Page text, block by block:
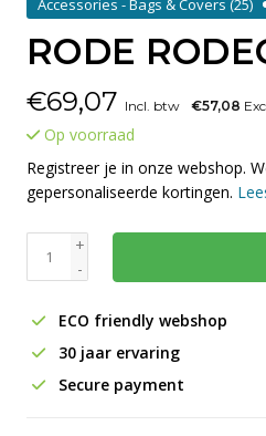
Accessories - Bags & Covers (25)
RODE
€69,07 Incl. btw €57,08
Op voorraad
Registreer je in onze webshop.
gepersonaliseerde kortingen.
+
-
ECO friendly webshop
30 jaar ervaring
Secure payment